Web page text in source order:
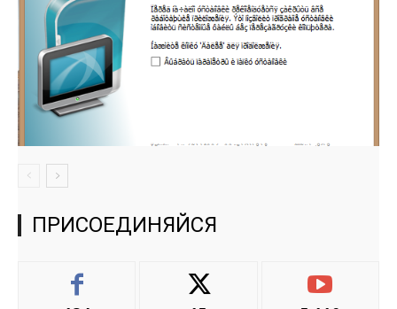
ПРИСОЕДИНЯЙСЯ